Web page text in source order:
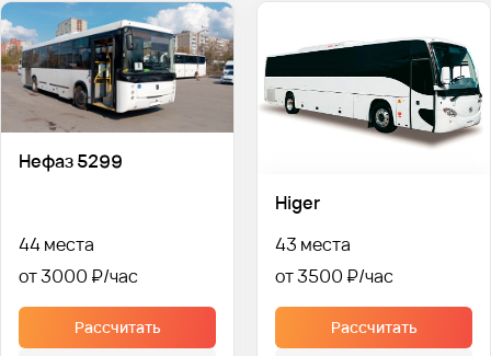
Нефаз 5299
44 места
от 3000 ₽
Рассчитать
Higer
43 места
от 3500 ₽
Рассчитать